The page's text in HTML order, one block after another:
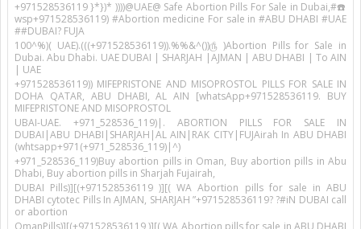
+971528536119 }*})* ))))@UAE@ Safe Abortion Pills For Sale in Dubai,#☎️
wsp+971528536119) #Abortion medicine For sale in #ABU DHABI #UAE
##DUBAI? FUJA
100^%)( UAE).(((+971528536119)).%%&^())௹ )Abortion Pills for Sale in
Dubai. Abu Dhabi. UAE DUBAI | SHARJAH |AJMAN | ABU DHABI | To AIN
| UAE
+971528536119)) MIFEPRISTONE AND MISOPROSTOL PILLS FOR SALE IN
DOHA QATAR, ABU DHABI, AL AIN [whatsApp+971528536119. BUY
MIFEPRISTONE AND MISOPROSTOL
UBAI-UAE. +971_528536_119)|. ABORTION PILLS FOR SALE IN
DUBAI|ABU DHABI|SHARJAH|AL AIN|RAK CITY|FUJAirah In ABU DHABI
(whtsapp+971(+971_528536_119)|^)
+971_528536_119)Buy abortion pills in Oman, Buy abortion pills in Abu
Dhabi, Buy abortion pills in Sharjah Fujairah,
DUBAI Pills)][(+971528536119 )][( WA Abortion pills for sale in ABU
DHABI cytotec Pills In AJMAN, SHARJAH ”+971528536119? ?#iN DUBAI call
or abortion
OmanPills)][(+971528536119 )][( WA Abortion pills for sale in ABU DHABI